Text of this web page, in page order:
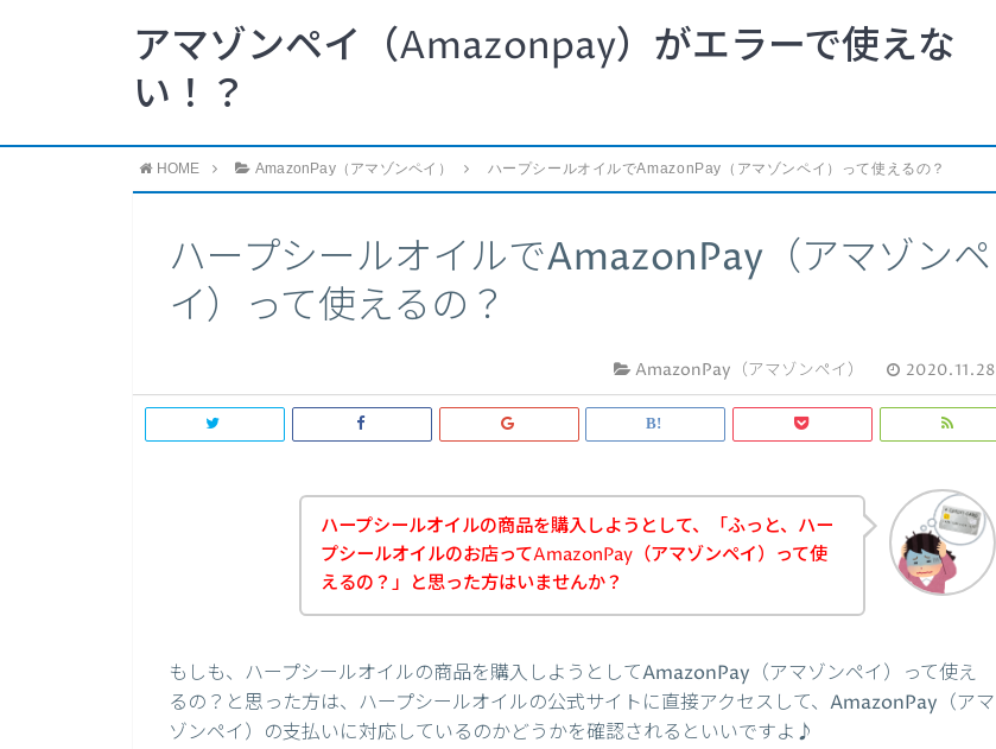
アマゾンペイ（Amazonpay）がエラーで使えな
い！？
HOME AmazonPay（アマゾンペイ） ハープシールオイルでAmazonPay（アマゾンペイ）って使えるの？
ハープシールオイルでAmazonPay（アマゾンペ
イ）って使えるの？
AmazonPay（アマゾンペイ） 2020.11.28
ハープシールオイルの商品を購入しようとして、「ふっと、ハー
プシールオイルのお店ってAmazonPay（アマゾンペイ）って使
えるの？」と思った方はいませんか？
もしも、ハープシールオイルの商品を購入しようとしてAmazonPay（アマゾンペイ）って使え
るの？と思った方は、ハープシールオイルの公式サイトに直接アクセスして、AmazonPay（アマ
ゾンペイ）の支払いに対応しているのかどうかを確認されるといいですよ♪